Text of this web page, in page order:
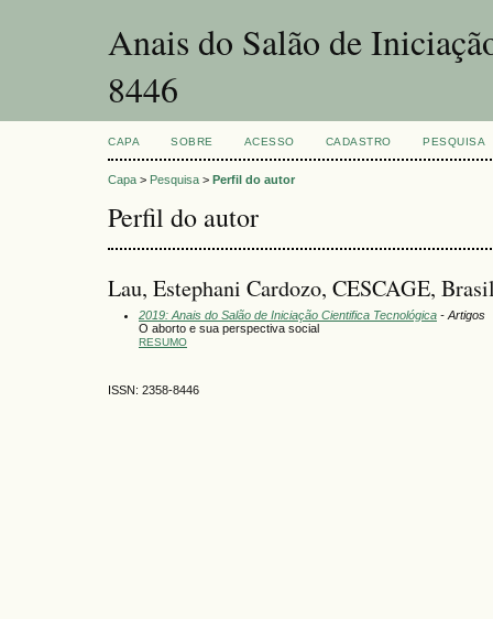
Anais do Salão de
8446
CAPA SOBRE ACESSO CADASTRO PESQUISA
Capa > Pesquisa > Perfil do autor
Perfil do autor
Lau, Estephani Cardozo, CESCAGE,
2019: Anais do Salão de Iniciação Cientifica Tecnológica - Artigos
O aborto e sua perspectiva social
RESUMO
ISSN: 2358-8446